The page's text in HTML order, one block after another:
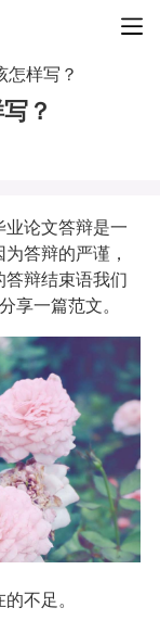
怎样写？
？
业论文答辩是一
答辩的严谨，
答辩结束语我们
享一篇范文。
不足。